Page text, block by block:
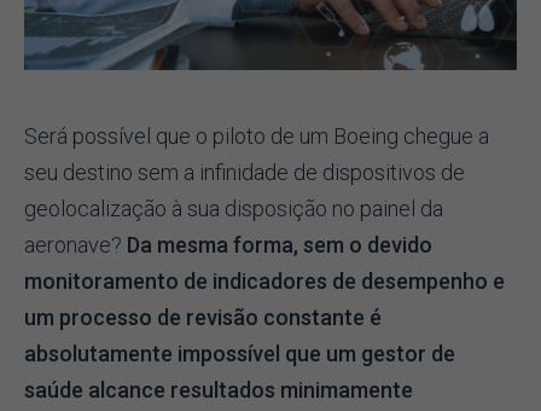
Será possível que o piloto de um Boeing chegue a
seu destino sem a infinidade de dispositivos de
geolocalização à sua disposição no painel da
aeronave? Da mesma forma, sem o devido
monitoramento de indicadores de desempenho e
um processo de revisão constante é
absolutamente impossível que um gestor de
saúde alcance resultados minimamente